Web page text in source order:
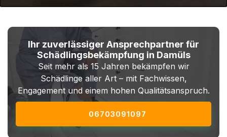
Ihr zuverlässiger Ansprechpartner für
Schädlingsbekämpfung in Damüls
Seit mehr als 15 Jahren bekämpfen wir
Schädlinge aller Art – mit Fachwissen,
Engagement und einem hohen Qualitätsanspruch.
06703091097